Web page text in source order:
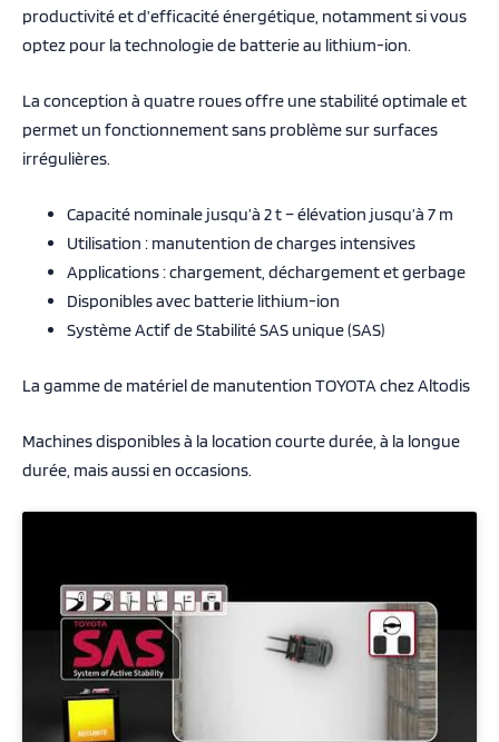
productivité et d’efficacité énergétique, notamment si vous
optez pour la technologie de batterie au lithium-ion.
La conception à quatre roues offre une stabilité optimale et
permet un fonctionnement sans problème sur surfaces
irrégulières.
Capacité nominale jusqu’à 2 t – élévation jusqu’à 7 m
Utilisation : manutention de charges intensives
Applications : chargement, déchargement et gerbage
Disponibles avec batterie lithium-ion
Système Actif de Stabilité SAS unique (SAS)
La gamme de matériel de manutention TOYOTA chez Altodis
Machines disponibles à la location courte durée, à la longue
durée, mais aussi en occasions.